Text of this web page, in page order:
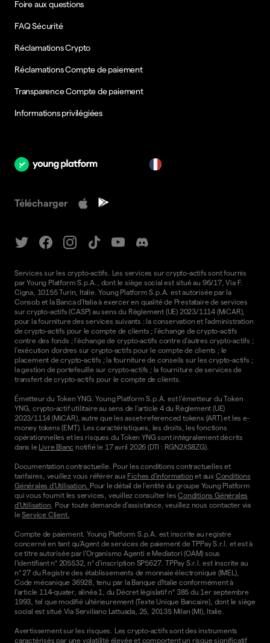
Foire aux questions
FAQ Sécurité
Réclamations Crypto
Réclamations Compte de paiement
Transparence Compte de paiement
Informations privilégiées
Télécharger
Services sur les crypto-actifs. Les services sur crypto-actifs sont fournis
par Young Platform S.p.A., dont le siège social est situé au 96/17, Via F.
Cigna, 10155 Turin, Italie. Young Platform S.p.A. est autorisée par la
Consob et la Banca d'Italia à exercer en qualité de Prestataire de services
sur crypto-actifs (CASP) au sens du Règlement (UE) 2023/1114 (MiCAR),
pour la fourniture des services suivants : la conservation et l'administration
de crypto-actifs pour le compte de clients ; l'échange de crypto-actifs
contre des fonds ; l'échange de crypto-actifs contre d'autres crypto-actifs ;
l'exécution d'ordres sur crypto-actifs pour le compte de clients ; le
placement de crypto-actifs ; la fourniture de conseils sur les crypto-actifs ;
la gestion de portefeuille sur crypto-actifs ; la fourniture de services de
transfert de crypto-actifs pour le compte de clients.
Émetteur du Token YNG. Young Platform S.p.A. est l'émetteur du Token
YNG, crypto-actif utilitaire au sens de l'article 4 du Règlement (UE)
2023/1114 (MiCAR), autre que les asset-referenced tokens (ART) et les e-
money tokens (EMT). Les caractéristiques, les droits, les fonctions
opérationnelles et les risques du Token YNG sont intégralement décrits
dans le Livre Blanc notifié le 17 avril 2026 (DTI : RGN2XS8ZG).
Documentation contractuelle. Pour les conditions contractuelles et
tarifaires, veuillez vous référer aux Fiches d'information et aux Conditions
Générales d'Utilisation. Pour le détail de l'entité du groupe Young Platform
qui vous fournit les services, veuillez consulter lesConditions Générales
d'Utilisation. Pour toute demande d'assistance, veuillez nous contacter via
leService Client.
Compte de paiement. Young Platform S.p.A. est inscrite au registre
concerné en tant qu'Agent de services de paiement de TPPay S.r.l. et est à
ce titre autorisée par l'Organismo Agenti e Mediatori (OAM) sous
l'identifiant n° 205532, n° d'inscription SP5627. TPPay S.r.l. est inscrite au
n° 27 du Registre des établissements de monnaie électronique (IMEL),
Code mécanique 36928, tenu par la Banque d'Italie conformément à
l'article 114-quater, alinéa 1, du Décret législatif n° 385 du 1er septembre
1993, tel que modifié ultérieurement (Texte Unique Bancaire), dont le siège
social est situé Via Serviliano Lattuada, 25, 20135 Milan (MI), Italie.
Avertissement sur les risques. Les crypto-actifs sont des instruments
caractérisés par une volatilité élevée et comportent un risque significatif